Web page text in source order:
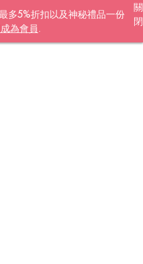
A Member!
多5%折扣以及神秘禮品一份
為會員.
關
閉